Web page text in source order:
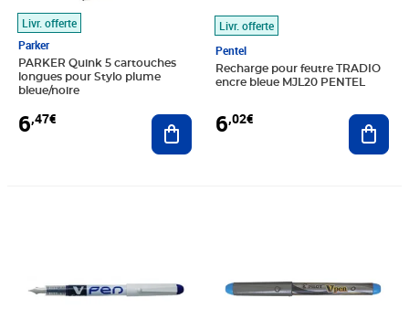
Livr. offerte
Parker
PARKER Quink 5 cartouches
longues pour Stylo plume
bleue/noire
6,47€ Ajouter au panier
Livr. offerte
Pentel
Recharge pour feutre TRADIO
encre bleue MJL20 PENTEL
6,02€